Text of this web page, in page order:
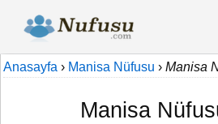
Anasayfa › Manisa Nüfusu › Manisa
Manisa